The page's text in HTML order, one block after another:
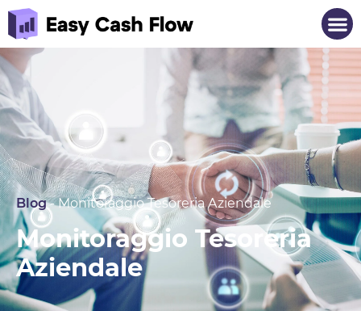
Blog-Monitoraggio Tesoreria Aziendale
Monitoraggio Tesoreria
Aziendale